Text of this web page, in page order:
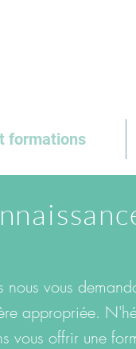
formations
vous
appropriée.
vous offrir une